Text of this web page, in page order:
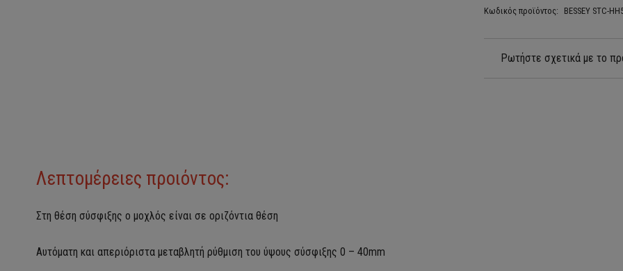
Κωδικός προϊόντος: BESSEY STC-
Ρωτήστε σχετικά με το
Λεπτομέρειες προιόντος:
Στη θέση σύσφιξης ο μοχλός είναι σε οριζόντια θέση
Αυτόματη και απεριόριστα μεταβλητή ρύθμιση του ύψους σύσφιξης 0 – 40mm